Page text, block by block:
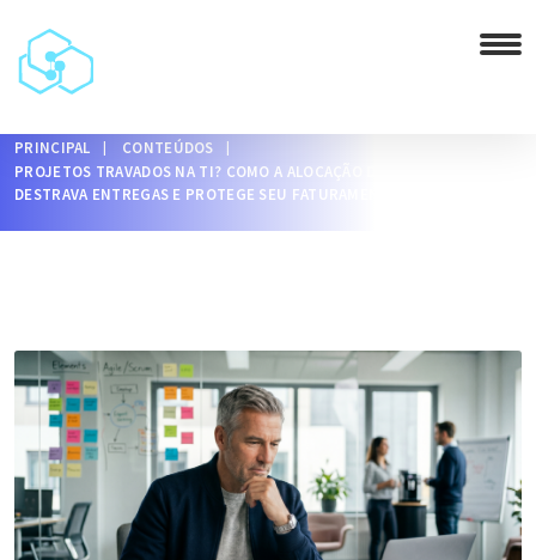
PRINCIPAL
CONTEÚDOS
PROJETOS TRAVADOS NA TI? COMO A ALOCAÇÃO DE SQUADS
DESTRAVA ENTREGAS E PROTEGE SEU FATURAMENTO